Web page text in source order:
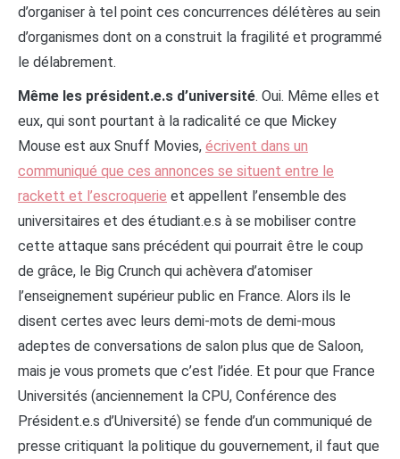
d’organiser à tel point ces concurrences délétères au sein
d’organismes dont on a construit la fragilité et programmé
le délabrement.
Même les président.e.s d’université. Oui. Même elles et
eux, qui sont pourtant à la radicalité ce que Mickey
Mouse est aux Snuff Movies, écrivent dans un
communiqué que ces annonces se situent entre le
rackett et l’escroquerie et appellent l’ensemble des
universitaires et des étudiant.e.s à se mobiliser contre
cette attaque sans précédent qui pourrait être le coup
de grâce, le Big Crunch qui achèvera d’atomiser
l’enseignement supérieur public en France. Alors ils le
disent certes avec leurs demi-mots de demi-mous
adeptes de conversations de salon plus que de Saloon,
mais je vous promets que c’est l’idée. Et pour que France
Universités (anciennement la CPU, Conférence des
Président.e.s d’Université) se fende d’un communiqué de
presse critiquant la politique du gouvernement, il faut que